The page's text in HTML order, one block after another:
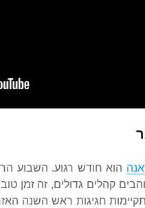
הוא חודש רגוע. השבוע
קהלים גדולים, זה זמן
חגיגות ראש השנה